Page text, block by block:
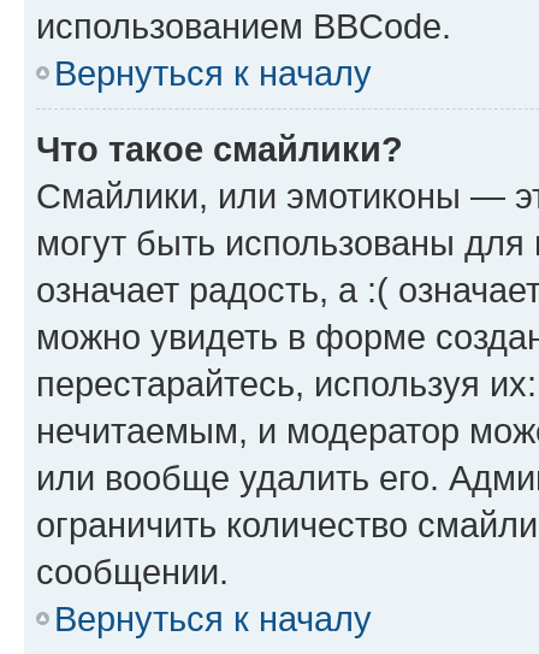
использованием BBCode.
Вернуться к началу
Что такое смайлики?
Смайлики, или эмотиконы —
могут быть использованы
означает радость, а :(
можно увидеть в форме
перестарайтесь, используя
нечитаемым, и модератор
или вообще удалить его.
ограничить количество
сообщении.
Вернуться к началу